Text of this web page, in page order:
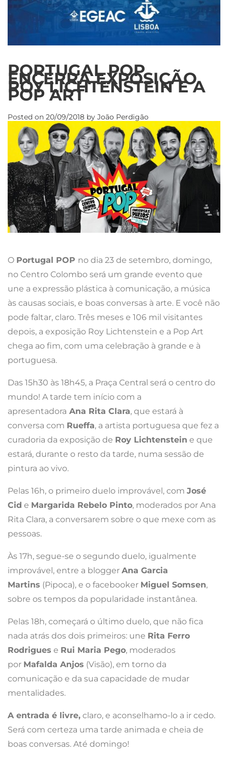
PORTUGAL POP
ENCERRA EXPOSIÇÃO
ROY LICHTENSTEIN E A
POP ART
Posted on 20/09/2018 by João Perdigão
O Portugal POP no dia 23 de setembro, domingo,
no Centro Colombo será um grande evento que
une a expressão plástica à comunicação, a música
às causas sociais, e boas conversas à arte. E você não
pode faltar, claro. Três meses e 106 mil visitantes
depois, a exposição Roy Lichtenstein e a Pop Art
chega ao fim, com uma celebração à grande e à
portuguesa.
Das 15h30 às 18h45, a Praça Central será o centro do
mundo! A tarde tem início com a
apresentadora Ana Rita Clara, que estará à
conversa com Rueffa, a artista portuguesa que fez a
curadoria da exposição de Roy Lichtenstein e que
estará, durante o resto da tarde, numa sessão de
pintura ao vivo.
Pelas 16h, o primeiro duelo improvável, com José
Cid e Margarida Rebelo Pinto, moderados por Ana
Rita Clara, a conversarem sobre o que mexe com as
pessoas.
Às 17h, segue-se o segundo duelo, igualmente
improvável, entre a blogger Ana Garcia
Martins (Pipoca), e o facebooker Miguel Somsen,
sobre os tempos da popularidade instantânea.
Pelas 18h, começará o último duelo, que não fica
nada atrás dos dois primeiros: une Rita Ferro
Rodrigues e Rui Maria Pego, moderados
por Mafalda Anjos (Visão), em torno da
comunicação e da sua capacidade de mudar
mentalidades.
A entrada é livre, claro, e aconselhamo-lo a ir cedo.
Será com certeza uma tarde animada e cheia de
boas conversas. Até domingo!